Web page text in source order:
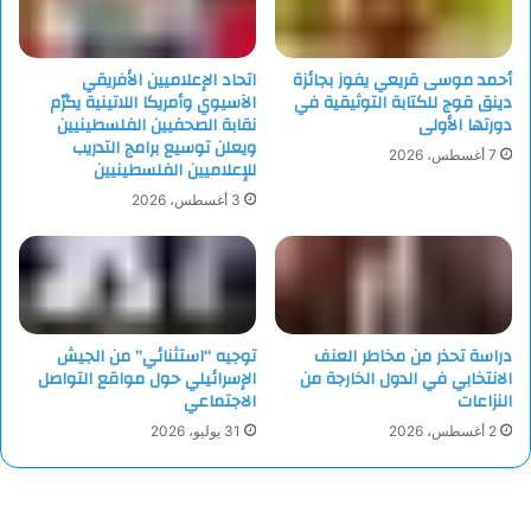
أحمد موسى قريعي يفوز بجائزة
دينق قوج للكتابة التوثيقية في
دورتها الأولى
7 أغسطس، 2026
اتحاد الإعلاميين الأفريقي
الآسيوي وأمريكا اللاتينية يكرّم
نقابة الصحفيين الفلسطينيين
ويعلن توسيع برامج التدريب
للإعلاميين الفلسطينيين
3 أغسطس، 2026
دراسة تحذر من مخاطر العنف
الانتخابي في الدول الخارجة من
النزاعات
2 أغسطس، 2026
توجيه “استثنائي” من الجيش
الإسرائيلي حول مواقع التواصل
الاجتماعي
31 يوليو، 2026